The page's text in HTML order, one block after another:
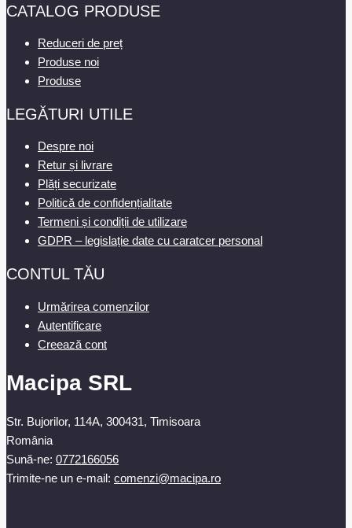
CATALOG PRODUSE
Reduceri de preț
Produse noi
Produse
LEGĂTURI UTILE
Despre noi
Retur și livrare
Plăți securizate
Politică de confidențialitate
Termeni și condiții de utilizare
GDPR – legislație date cu caratcer personal
CONTUL TĂU
Urmărirea comenzilor
Autentificare
Creează cont
Macipa SRL
Str. Bujorilor, 114A, 300431, Timisoara
România
Sună-ne: 0772166056
Trimite-ne un e-mail: comenzi@macipa.ro